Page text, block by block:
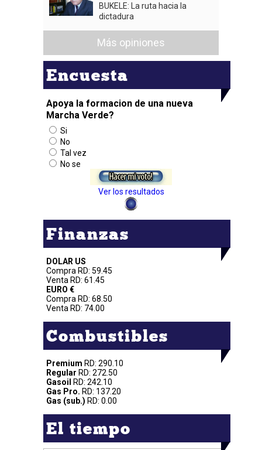
BUKELE: La ruta hacia la
dictadura
Más opiniones
Encuesta
Apoya la formacion de una nueva
Marcha Verde?
Si
No
Tal vez
No se
Ver los resultados
Finanzas
DOLAR US
Compra RD: 59.45
Venta RD: 61.45
EURO €
Compra RD: 68.50
Venta RD: 74.00
Combustibles
Premium RD: 290.10
Regular RD: 272.50
Gasoil
RD: 242.10
Gas Pro. RD: 137.20
Gas (sub.) RD: 0.00
El tiempo